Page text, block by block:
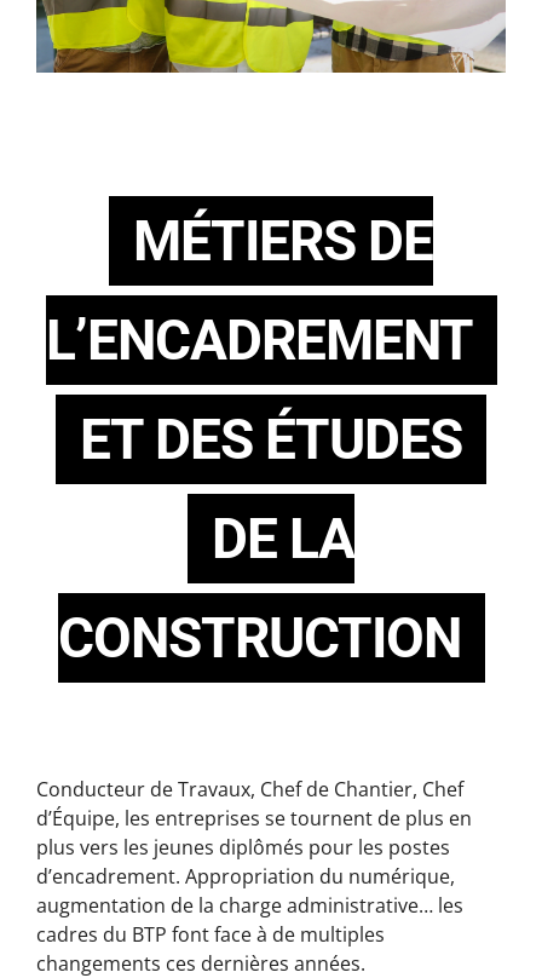
MÉTIERS DE
L’ENCADREMENT
ET DES ÉTUDES
DE LA
CONSTRUCTION
Conducteur de Travaux, Chef de Chantier, Chef
d’Équipe, les entreprises se tournent de plus en
plus vers les jeunes diplômés pour les postes
d’encadrement. Appropriation du numérique,
augmentation de la charge administrative… les
cadres du BTP font face à de multiples
changements ces dernières années.